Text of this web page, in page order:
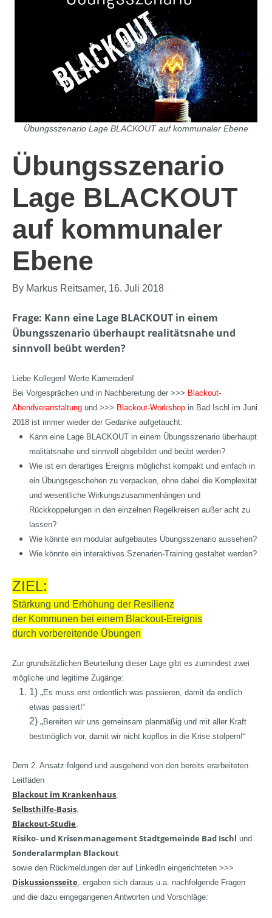
Übungsszenario Lage BLACKOUT auf kommunaler Ebene
Übungsszenario
Lage BLACKOUT
auf kommunaler
Ebene
By Markus Reitsamer, 16. Juli 2018
Frage: Kann eine Lage BLACKOUT in einem
Übungsszenario überhaupt realitätsnahe und
sinnvoll beübt werden?
Liebe Kollegen! Werte Kameraden!
Bei Vorgesprächen und in Nachbereitung der >>> Blackout-
Abendveranstaltung und >>> Blackout-Workshop in Bad Ischl im Juni
2018 ist immer wieder der Gedanke aufgetaucht:
Kann eine Lage BLACKOUT in einem Übungsszenario überhaupt
realitätsnahe und sinnvoll abgebildet und beübt werden?
Wie ist ein derartiges Ereignis möglichst kompakt und einfach in
ein Übungsgeschehen zu verpacken, ohne dabei die Komplexität
und wesentliche Wirkungszusammenhängen und
Rückkoppelungen in den einzelnen Regelkreisen außer acht zu
lassen?
Wie könnte ein modular aufgebautes Übungsszenario aussehen?
Wie könnte ein interaktives Szenarien-Training gestaltet werden?
ZIEL:
Stärkung und Erhöhung der Resilienz
der Kommunen bei einem Blackout-Ereignis
durch vorbereitende Übungen
Zur grundsätzlichen Beurteilung dieser Lage gibt es zumindest zwei
mögliche und legitime Zugänge:
1) „Es muss erst ordentlich was passieren, damit da endlich
etwas passiert!“
2) „Bereiten wir uns gemeinsam planmäßig und mit aller Kraft
bestmöglich vor, damit wir nicht kopflos in die Krise stolpern!“
Dem 2. Ansatz folgend und ausgehend von den bereits erarbeiteten
Leitfäden
Blackout im Krankenhaus
Selbsthilfe-Basis
Blackout-Studie
Risiko- und Krisenmanagement Stadtgemeinde Bad Ischl und
Sonderalarmplan Blackout
sowie den Rückmeldungen der auf LinkedIn eingerichteten >>>
Diskussionsseite , ergaben sich daraus u.a. nachfolgende Fragen
und die dazu eingegangenen Antworten und Vorschläge: